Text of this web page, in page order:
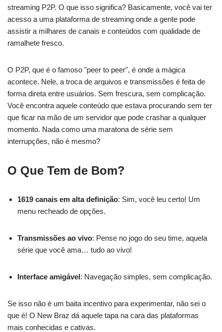
streaming P2P. O que isso significa? Basicamente, você vai ter
acesso a uma plataforma de streaming onde a gente pode
assistir a milhares de canais e conteúdos com qualidade de
ramalhete fresco.
O P2P, que é o famoso "peer to peer", é onde a mágica
acontece. Nele, a troca de arquivos e transmissões é feita de
forma direta entre usuários. Sem frescura, sem complicação.
Você encontra aquele conteúdo que estava procurando sem ter
que ficar na mão de um servidor que pode crashar a qualquer
momento. Nada como uma maratona de série sem
interrupções, não é mesmo?
O Que Tem de Bom?
1619 canais em alta definição: Sim, você leu certo! Um
menu recheado de opções.
Transmissões ao vivo: Pense no jogo do seu time, aquela
série que você ama… tudo ao vivo!
Interface amigável: Navegação simples, sem complicação.
Se isso não é um baita incentivo para experimentar, não sei o
que é! O New Braz dá aquele tapa na cara das plataformas
mais conhecidas e cativas.